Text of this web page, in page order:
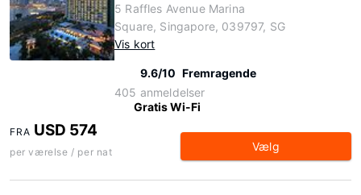
5 Raffles Avenue Marina
Square, Singapore, 039797, SG
Vis kort
9.6/10 Fremragende
405 anmeldelser
Gratis Wi-Fi
FRA USD 574
per værelse / per nat Vælg